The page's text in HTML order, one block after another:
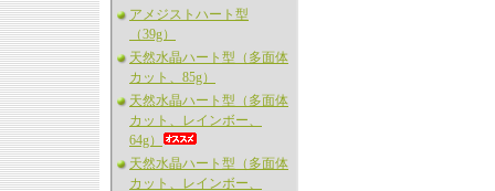
アメジストハート型
（39g）
天然水晶ハート型（多面体
カット、85g）
天然水晶ハート型（多面体
カット、レインボー、
64g）
天然水晶ハート型（多面体
カット、レインボー、